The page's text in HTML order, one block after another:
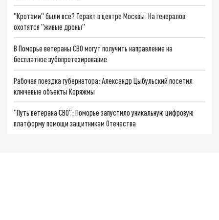
"Кротами" были все? Теракт в центре Москвы: На генералов
охотятся "живые дроны"
В Поморье ветераны СВО могут получить направление на
бесплатное зубопротезирование
Рабочая поездка губернатора: Александр Цыбульский посетил
ключевые объекты Коряжмы
"Путь ветерана СВО": Поморье запустило уникальную цифровую
платформу помощи защитникам Отечества